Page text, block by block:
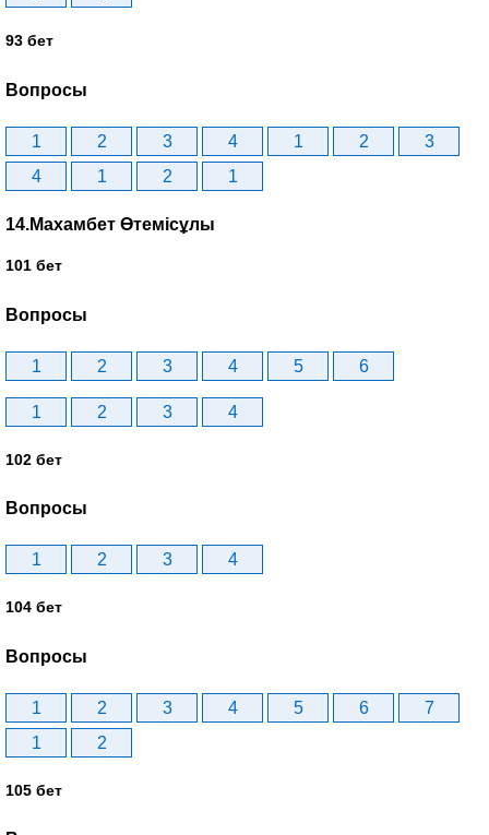
93 бет
Вопросы
1 2 3 4 1 2
3
4
1 2 1
14.Махамбет Өтемісұлы
101 бет
Вопросы
1 2 3 4 5 6
1 2 3 4
102 бет
Вопросы
1 2 3 4
104 бет
Вопросы
1 2 3 4 5 6
7
1
2
105 бет